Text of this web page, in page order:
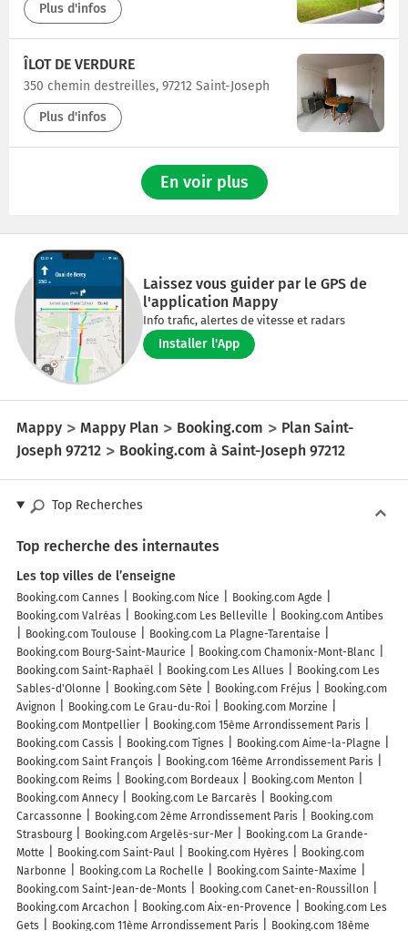
Plus d'infos
ÎLOT DE VERDURE
350 chemin destreilles, 97212 Saint-Joseph
Plus d'infos
En voir plus
Laissez vous guider par le GPS de
l'application Mappy
Info trafic, alertes de vitesse et radars
Installer l'App
Mappy Mappy Plan Booking.com
Plan Saint-
Joseph 97212
Booking.com à Saint-Joseph 97212
Top Recherches
Top recherche des internautes
Les top villes de l’enseigne
Booking.com Cannes Booking.com Nice
Booking.com Agde
Booking.com Valréas
Booking.com Les Belleville
Booking.com Antibes
Booking.com Toulouse
Booking.com La Plagne-Tarentaise
Booking.com Bourg-Saint-Maurice
Booking.com Chamonix-Mont-Blanc
Booking.com Saint-Raphaël
Booking.com Les Allues
Booking.com Les
Sables-d'Olonne
Booking.com Sète Booking.com Fréjus
Booking.com
Avignon
Booking.com Le Grau-du-Roi
Booking.com Morzine
Booking.com Montpellier
Booking.com 15ème Arrondissement Paris
Booking.com Cassis
Booking.com Tignes
Booking.com Aime-la-Plagne
Booking.com Saint François
Booking.com 16ème Arrondissement Paris
Booking.com Reims
Booking.com Bordeaux
Booking.com Menton
Booking.com Annecy
Booking.com Le Barcarès
Booking.com
Carcassonne
Booking.com 2ème Arrondissement Paris
Booking.com
Strasbourg
Booking.com Argelès-sur-Mer
Booking.com La Grande-
Motte
Booking.com Saint-Paul Booking.com Hyères
Booking.com
Narbonne
Booking.com La Rochelle
Booking.com Sainte-Maxime
Booking.com Saint-Jean-de-Monts
Booking.com Canet-en-Roussillon
Booking.com Arcachon
Booking.com Aix-en-Provence
Booking.com Les
Gets
Booking.com 11ème Arrondissement Paris
Booking.com 18ème